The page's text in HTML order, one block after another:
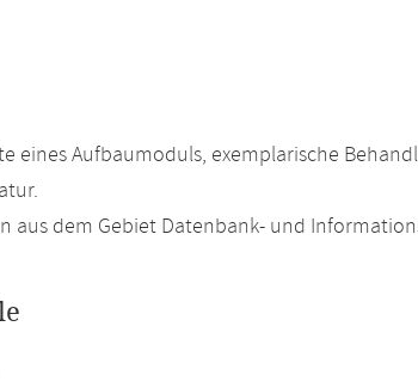
eines Aufbaumoduls, exemplarische
aus dem Gebiet Datenbank- und